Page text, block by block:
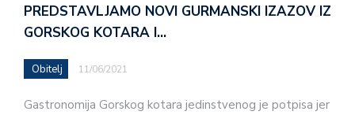
PREDSTAVLJAMO NOVI GURMANSKI IZAZOV IZ
GORSKOG KOTARA I…
Obitelj 11/06/2021
Gastronomija Gorskog kotara jedinstvenog je potpisa jer